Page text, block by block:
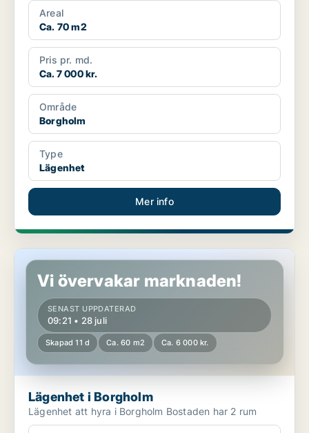
Areal
Ca. 70 m2
Pris pr. md.
Ca. 7 000 kr.
Område
Borgholm
Type
Lägenhet
Mer info
Lägenhet i Borgholm
Vi övervakar marknaden!
SENAST UPPDATERAD
09:21 • 28 juli
Skapad 11 d Ca. 60 m2 Ca. 6 000 kr.
Lägenhet i Borgholm
Lägenhet att hyra i Borgholm Bostaden har 2 rum